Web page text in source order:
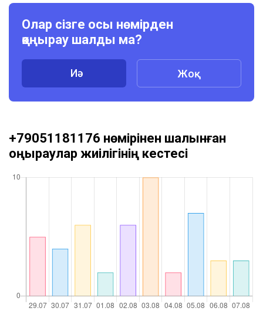
Олар сізге осы нөмірден
қоңырау шалды ма?
Иә Жоқ
+79051181176 нөмірінен шалынған
қоңыраулар жиілігінің кестесі